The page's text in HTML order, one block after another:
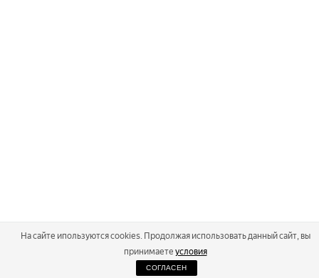
На сайте ипользуются cookies. Продолжая использовать данный сайт, вы
принимаете условия
СОГЛАСЕН